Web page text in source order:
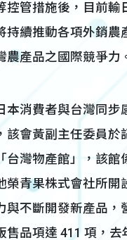
控管措施後，目前輸
持續推動各項外銷農
農產品之國際競爭力
消費者與台灣同步
該會黃副主任委員於
台灣物產館」，該館
榮青果株式會社所開
與不斷開發新產品，
售品項達 411 項，去